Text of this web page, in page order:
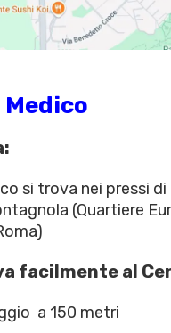
si trova nei pressi di
(Quartiere Eur
facilmente al
a 150 metri